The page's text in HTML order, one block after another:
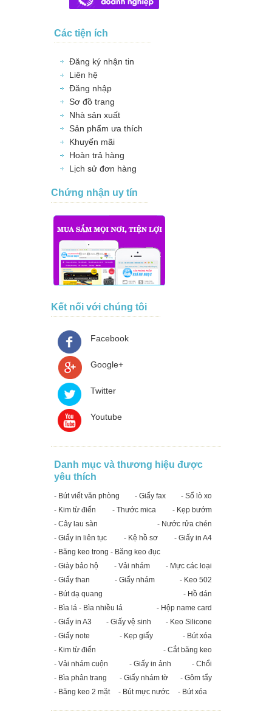
Các tiện ích
Đăng ký nhận tin
Liên hệ
Đăng nhập
Sơ đồ trang
Nhà sản xuất
Sản phẩm ưa thích
Khuyến mãi
Hoàn trả hàng
Lịch sử đơn hàng
Chứng nhận uy tín
Kết nối với chúng tôi
Facebook
Google+
Twitter
Youtube
Danh mục và thương hiệu được
yêu thích
- Bút viết văn phòng - Giấy fax
- Sổ lò xo
- Kim từ điển
- Thước mica
- Kẹp bướm
- Cây lau sàn
- Nước rửa chén
- Giấy in liên tục
- Kệ hồ sơ
- Giấy in A4
- Băng keo trong - Băng keo đục
- Giày bảo hộ
- Vải nhám
- Mực các loại
- Giấy than
- Giấy nhám
- Keo 502
- Bút dạ quang
- Hồ dán
- Bìa lá - Bìa nhiều lá
- Hộp name card
- Giấy in A3
- Giấy vệ sinh
- Keo Silicone
- Giấy note
- Kẹp giấy
- Bút xóa
- Kim từ điển
- Cắt băng keo
- Vải nhám cuộn
- Giấy in ảnh
- Chổi
- Bìa phân trang
- Giấy nhám tờ
- Gôm tẩy
- Băng keo 2 mặt
- Bút mực nước - Bút xóa